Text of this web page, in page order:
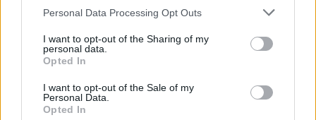
Please note that this website/app uses one or more Google
not limited to your visit or usage behaviour. You may click to
grant or deny consent to Google and its third-party tags to
use your data for below specified purposes in below Google
consent section.
Personal Data Processing Opt Outs
I want to opt-out of the Sharing of my
personal data.
Opted In
I want to opt-out of the Sale of my
Personal Data.
Opted In
Katonában Papp András-Térey János: Kazamaták
egy évig volt repertoáron.